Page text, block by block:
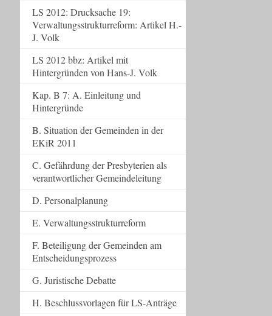
LS 2012: Drucksache 19:
Verwaltungsstrukturreform: Artikel H.-
J. Volk
LS 2012 bbz: Artikel mit
Hintergründen von Hans-J. Volk
Kap. B 7: A. Einleitung und
Hintergründe
B. Situation der Gemeinden in der
EKiR 2011
C. Gefährdung der Presbyterien als
verantwortlicher Gemeindeleitung
D. Personalplanung
E. Verwaltungsstrukturreform
F. Beteiligung der Gemeinden am
Entscheidungsprozess
G. Juristische Debatte
H. Beschlussvorlagen für LS-Anträge